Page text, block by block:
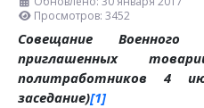
Просмотров: 3452
Совещание
приглашенных
политработников 4
заседание)[1]